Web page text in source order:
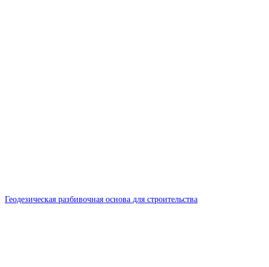
Геодезическая разбивочная основа для строительства